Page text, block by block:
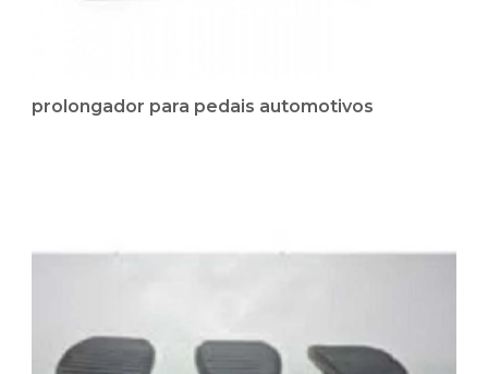
prolongador para pedais automotivos